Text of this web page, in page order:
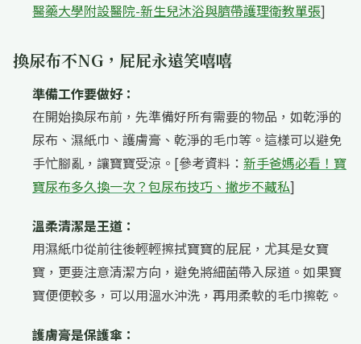
醫藥大學附設醫院-新生兒沐浴與臍帶護理衛教單張]
換尿布不NG，屁屁永遠笑嘻嘻
準備工作要做好：
在開始換尿布前，先準備好所有需要的物品，如乾淨的
尿布、濕紙巾、護膚膏、乾淨的毛巾等。這樣可以避免
手忙腳亂，讓寶寶受涼。[參考資料： 新手爸媽必看！寶
寶尿布多久換一次？包尿布技巧、撇步不藏私]
溫柔清潔是王道：
用濕紙巾從前往後輕輕擦拭寶寶的屁屁，尤其是女寶
寶，更要注意清潔方向，避免將細菌帶入尿道。如果寶
寶便便較多，可以用溫水沖洗，再用柔軟的毛巾擦乾。
護膚膏是保護傘：